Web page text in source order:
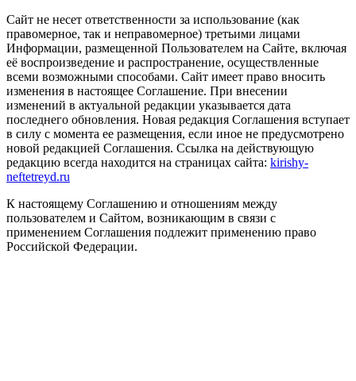
Сайт не несет ответственности за использование (как
правомерное, так и неправомерное) третьими лицами
Информации, размещенной Пользователем на Сайте, включая
её воспроизведение и распространение, осуществленные
всеми возможными способами. Сайт имеет право вносить
изменения в настоящее Соглашение. При внесении
изменений в актуальной редакции указывается дата
последнего обновления. Новая редакция Соглашения вступает
в силу с момента ее размещения, если иное не предусмотрено
новой редакцией Соглашения. Ссылка на действующую
редакцию всегда находится на страницах сайта: kirishy-
neftetreyd.ru
К настоящему Соглашению и отношениям между
пользователем и Сайтом, возникающим в связи с
применением Соглашения подлежит применению право
Российской Федерации.